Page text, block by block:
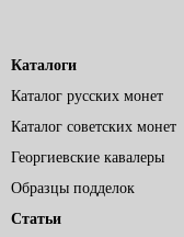
Каталоги
Каталог русских монет
Каталог советских монет
Георгиевские кавалеры
Образцы подделок
Статьи